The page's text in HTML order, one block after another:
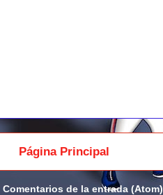
Página Principal
Comentarios de la entrada (Atom)